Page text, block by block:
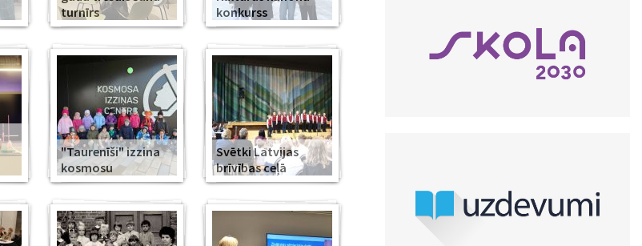
turnīrs
konkurss
"Taurenīši" izzina
kosmosu
Svētki Latvijas
brīvības ceļā